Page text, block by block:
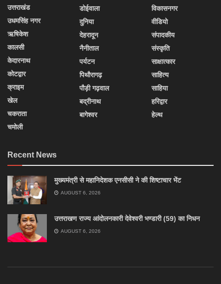
उत्तराखंड
उधमसिंह नगर
ऋषिकेश
कालसी
केदारनाथ
कोटद्वार
क्राइम
खेल
चकराता
चमोली
डोईवाला
दुनिया
देहरादून
नैनीताल
पर्यटन
पिथौरागढ़
पौड़ी गढ़वाल
बद्रीनाथ
बागेश्वर
विकासनगर
वीडियो
संपादकीय
संस्कृति
साक्षात्कार
साहित्य
साहिया
हरिद्वार
हेल्थ
Recent News
मुख्यमंत्री से महानिदेशक एनसीसी ने की शिष्टाचार भेंट
AUGUST 6, 2026
उत्तराखण राज्य आंदोलनकारी देवेश्वरी भण्डारी (59) का निधन
AUGUST 6, 2026